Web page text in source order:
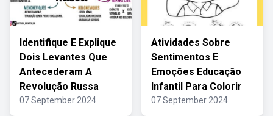
Identifique E Explique
Dois Levantes Que
Antecederam A
Revolução Russa
07 September 2024
Atividades Sobre
Sentimentos E
Emoções Educação
Infantil Para Colorir
07 September 2024